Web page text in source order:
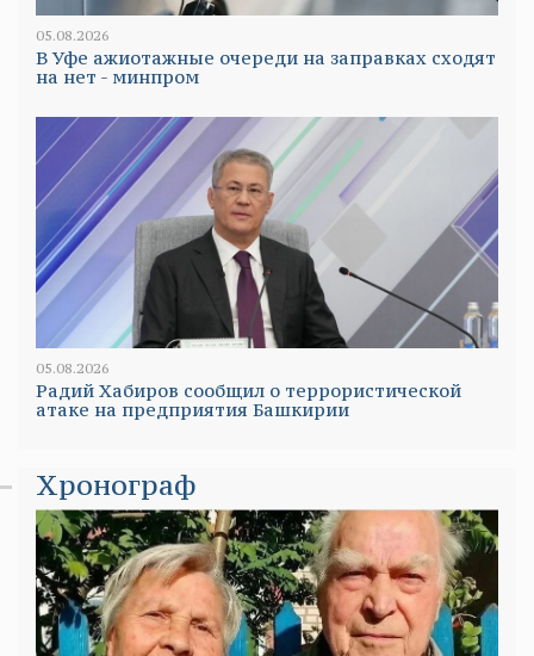
05.08.2026
В Уфе ажиотажные очереди на заправках сходят
на нет - минпром
05.08.2026
Радий Хабиров сообщил о террористической
атаке на предприятия Башкирии
Хронограф